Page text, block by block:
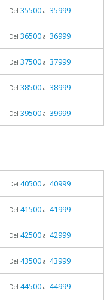
Del 35500al 35999
Del 36500al 36999
Del 37500al 37999
Del 38500al 38999
Del 39500al 39999
Del 40500al 40999
Del 41500al 41999
Del 42500al 42999
Del 43500al 43999
Del 44500al 44999